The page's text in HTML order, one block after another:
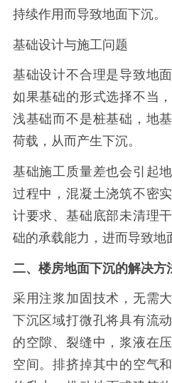
持续作用而导致地面下沉。
基础设计与施工问题
基础设计不合理是导致地
如果基础的形式选择不当
浅基础而不是桩基础，地
荷载，从而产生下沉。
基础施工质量差也会引起
过程中，混凝土浇筑不密
计要求、基础底部未清理
础的承载能力，进而导致地
二、楼房地面下沉的解决方
采用注浆加固技术，无需
下沉区域打微孔将具有流
的空隙、裂缝中，浆液在
空间。排挤掉其中的空气